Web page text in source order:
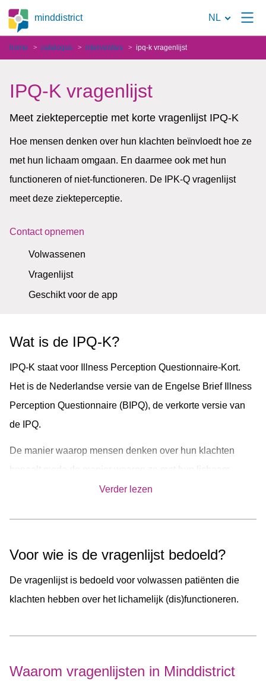
minddistrict
Naar
de
NL
home catalogus interventies ipq-k vragenlijst
IPQ-K vragenlijst
Meet ziekteperceptie met korte vragenlijst IPQ-K
Hoe mensen denken over hun klachten beïnvloedt hoe ze
met hun lichaam omgaan. En daarmee ook met hun
functioneren of niet-functioneren. De IPK-Q vragenlijst
meet deze ziekteperceptie.
Contact opnemen
Volwassenen
Vragenlijst
Geschikt voor de app
Wat is de IPQ-K?
IPQ-K staat voor Illness Perception Questionnaire-Kort.
Het is de Nederlandse versie van de Engelse Brief Illness
Perception Questionnaire (BIPQ), de verkorte versie van
de IPQ.
De manier waarop mensen denken over hun klachten
bepaalt mede de manier waarop ze met hun lichaam
omgaan, en daarmee hun (dis)functioneren. Gedachtes
Verder lezen
Voor wie is de vragenlijst bedoeld?
De vragenlijst is bedoeld voor volwassen patiënten die
klachten hebben over het lichamelijk (dis)functioneren.
Waarom vragenlijsten in Minddistrict